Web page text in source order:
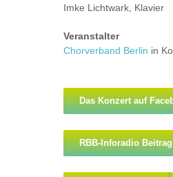
Imke Lichtwark, Klavier
Veranstalter
Chorverband Berlin in
Das Konzert auf
RBB-Inforadio Beitrag